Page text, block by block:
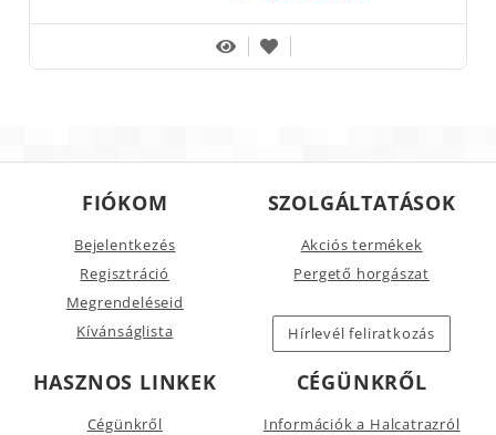
FIÓKOM
Bejelentkezés
Regisztráció
Megrendeléseid
Kívánságlista
SZOLGÁLTATÁSOK
Akciós termékek
Pergető horgászat
Hírlevél feliratkozás
HASZNOS LINKEK
Cégünkről
CÉGÜNKRŐL
Információk a Halcatrazról